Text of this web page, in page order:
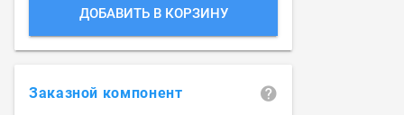
ДОБАВИТЬ В КОРЗИНУ
Заказной компонент